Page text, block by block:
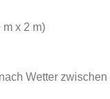
x 2 m)
Wetter